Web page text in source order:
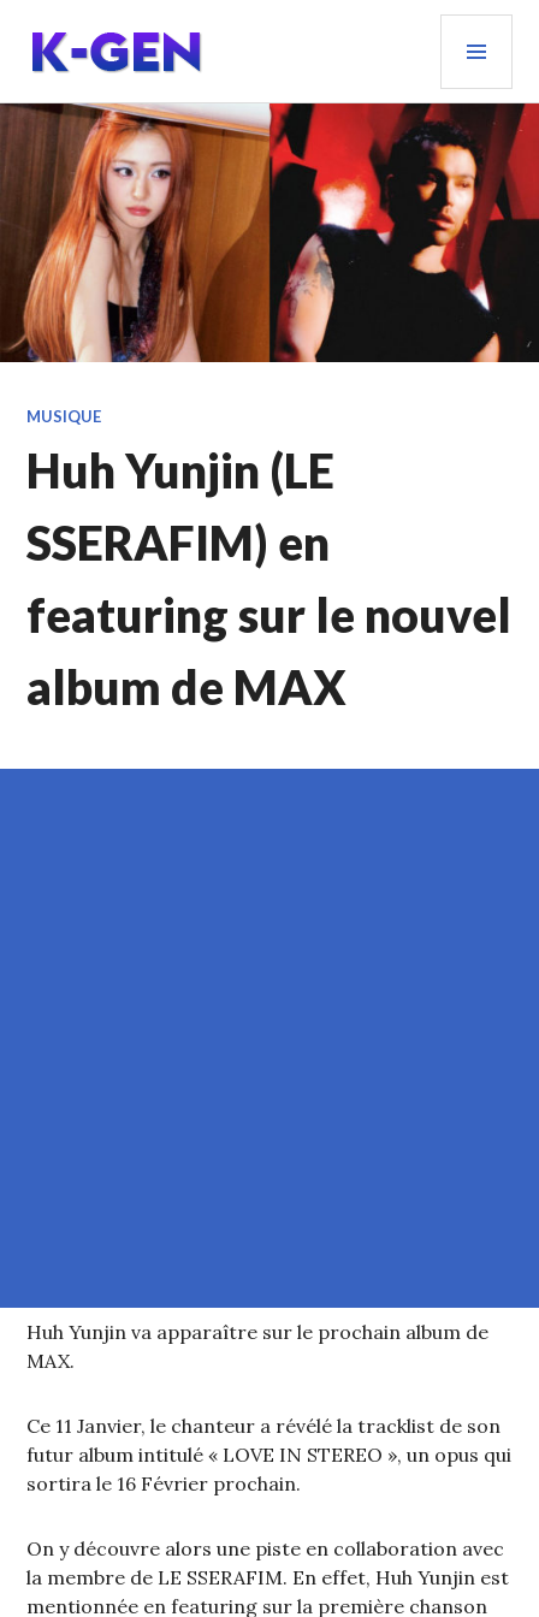
contenu
principal
K-GEN
MUSIQUE
Huh Yunjin (LE
SSERAFIM) en
featuring sur le nouvel
album de MAX
Huh Yunjin va apparaître sur le prochain album de
MAX.
Ce 11 Janvier, le chanteur a révélé la tracklist de son
futur album intitulé « LOVE IN STEREO », un opus qui
sortira le 16 Février prochain.
On y découvre alors une piste en collaboration avec
la membre de LE SSERAFIM. En effet, Huh Yunjin est
mentionnée en featuring sur la première chanson